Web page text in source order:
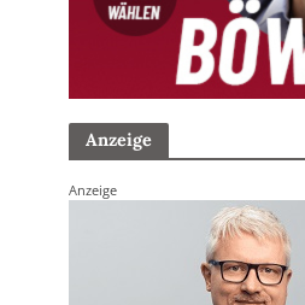
Anzeige
Anzeige